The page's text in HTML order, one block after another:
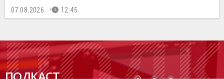
07.08.2026. 12:45